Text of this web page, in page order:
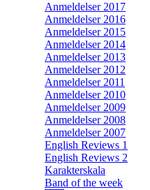
Anmeldelser 2017
Anmeldelser 2016
Anmeldelser 2015
Anmeldelser 2014
Anmeldelser 2013
Anmeldelser 2012
Anmeldelser 2011
Anmeldelser 2010
Anmeldelser 2009
Anmeldelser 2008
Anmeldelser 2007
English Reviews 1
English Reviews 2
Karakterskala
Band of the week